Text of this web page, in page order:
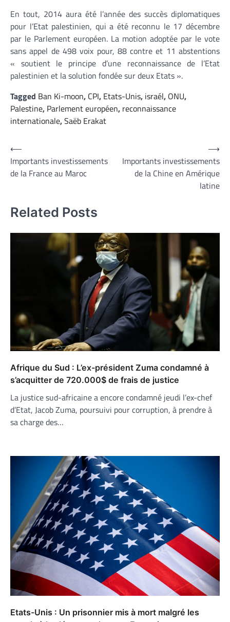
En tout, 2014 aura été l’année des succès diplomatiques
pour l’Etat palestinien, qui a été reconnu le 17 décembre
par le Parlement européen. La motion adoptée par le vote
sans appel de 498 voix pour, 88 contre et 11 abstentions
« soutient le principe d’une reconnaissance de l’Etat
palestinien et la solution fondée sur deux Etats ».
Tagged Ban Ki-moon, CPI, Etats-Unis, israél, ONU,
Palestine, Parlement européen, reconnaissance
internationale,Saëb Erakat
Navigation
de
l’article
⟵
Importants investissements
de la France au Maroc
Importants investissements
de la Chine en Amérique
latine
⟶
Related Posts
Afrique du Sud : L’ex-président Zuma condamné à
s’acquitter de 720.000$ de frais de justice
La justice sud-africaine a encore condamné jeudi l’ex-chef
d’Etat, Jacob Zuma, poursuivi pour corruption, à prendre à
sa charge des…
Etats-Unis : Un prisonnier mis à mort malgré les